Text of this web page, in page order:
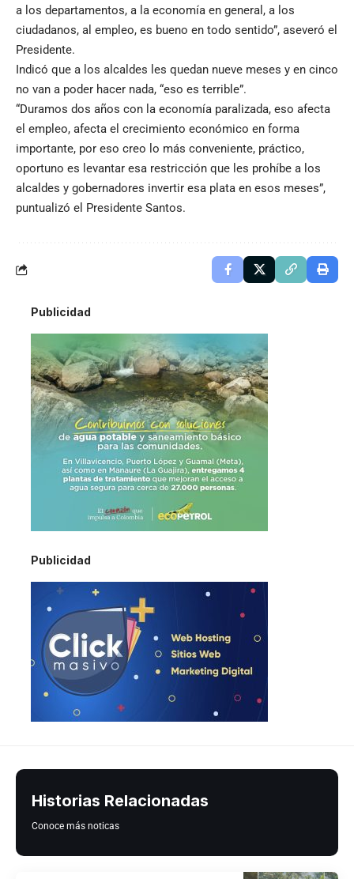
a los departamentos, a la economía en general, a los
ciudadanos, al empleo, es bueno en todo sentido”, aseveró el
Presidente.
Indicó que a los alcaldes les quedan nueve meses y en cinco
no van a poder hacer nada, “eso es terrible”.
“Duramos dos años con la economía paralizada, eso afecta
el empleo, afecta el crecimiento económico en forma
importante, por eso creo lo más conveniente, práctico,
oportuno es levantar esa restricción que les prohíbe a los
alcaldes y gobernadores invertir esa plata en esos meses”,
puntualizó el Presidente Santos.
Publicidad
Publicidad
Historias Relacionadas
Conoce más noticas